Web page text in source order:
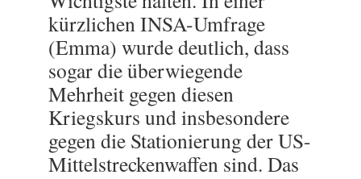
kürzlichen INSA-Umfrage
(Emma) wurde deutlich, dass
sogar die überwiegende
Mehrheit gegen diesen
Kriegskurs und insbesondere
gegen die Stationierung der US-
Mittelstreckenwaffen sind. Das